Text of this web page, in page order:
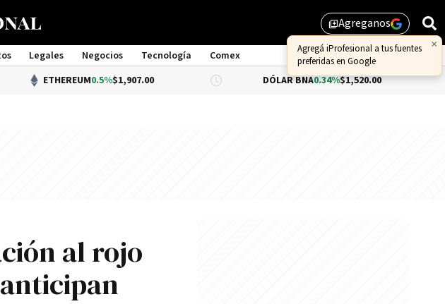
library_addAgreganos
×
Agregá iProfesional a tus fuentes
preferidas en Google
Legales Negocios Tecnología
Comex
0.5%$1,907.00 DÓLAR BNA 0.34%$1,520.00 DÓLAR
al rojo